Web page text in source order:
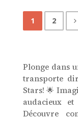
1 2
Plonge dans
transporte
Stars! 🌟
audacieux
Découvre